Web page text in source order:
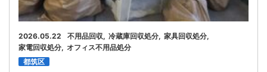
2026.05.22 不用品回収 冷蔵庫回収処分 家具回収処分
家電回収処分
オフィス不用品処分
都筑区